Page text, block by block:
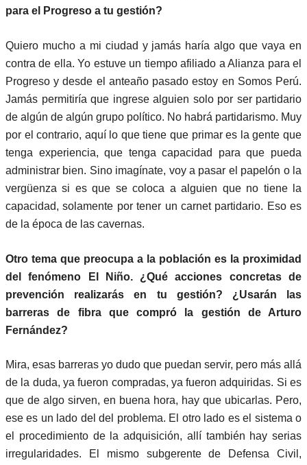
para el Progreso a tu gestión?
Quiero mucho a mi ciudad y jamás haría algo que vaya en
contra de ella. Yo estuve un tiempo afiliado a Alianza para el
Progreso y desde el anteaño pasado estoy en Somos Perú.
Jamás permitiría que ingrese alguien solo por ser partidario
de algún de algún grupo político. No habrá partidarismo. Muy
por el contrario, aquí lo que tiene que primar es la gente que
tenga experiencia, que tenga capacidad para que pueda
administrar bien. Sino imagínate, voy a pasar el papelón o la
vergüenza si es que se coloca a alguien que no tiene la
capacidad, solamente por tener un carnet partidario. Eso es
de la época de las cavernas.
Otro tema que preocupa a la población es la proximidad
del fenómeno El Niño. ¿Qué acciones concretas de
prevención realizarás en tu gestión? ¿Usarán las
barreras de fibra que compró la gestión de Arturo
Fernández?
Mira, esas barreras yo dudo que puedan servir, pero más allá
de la duda, ya fueron compradas, ya fueron adquiridas. Si es
que de algo sirven, en buena hora, hay que ubicarlas. Pero,
ese es un lado del del problema. El otro lado es el sistema o
el procedimiento de la adquisición, allí también hay serias
irregularidades. El mismo subgerente de Defensa Civil,